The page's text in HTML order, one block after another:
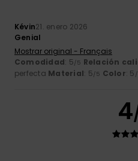
Kévin21. enero 2026
Genial
Mostrar original - Français
Comodidad: 5/5 Relación
perfecta Material: 5/5 Color: 5
4